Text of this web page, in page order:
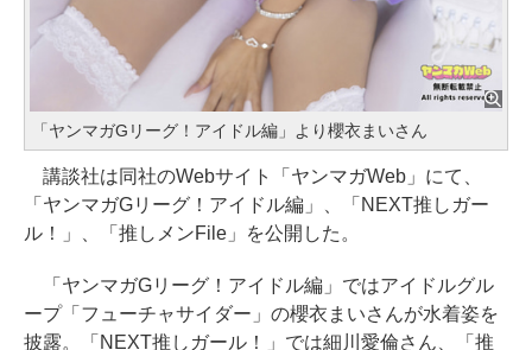
「ヤンマガGリーグ！アイドル編」より櫻衣まいさん
講談社は同社のWebサイト「ヤンマガWeb」にて、
「ヤンマガGリーグ！アイドル編」、「NEXT推しガー
ル！」、「推しメンFile」を公開した。
「ヤンマガGリーグ！アイドル編」ではアイドルグル
ープ「フューチャサイダー」の櫻衣まいさんが水着姿を
披露。「NEXT推しガール！」では細川愛倫さん、「推